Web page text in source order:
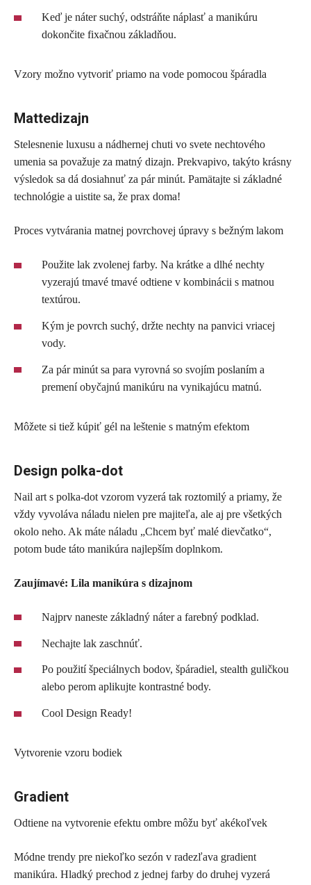
Keď je náter suchý, odstráňte náplasť a manikúru
dokončite fixačnou základňou.
Vzory možno vytvoriť priamo na vode pomocou špáradla
Mattedizajn
Stelesnenie luxusu a nádhernej chuti vo svete nechtového
umenia sa považuje za matný dizajn. Prekvapivo, takýto krásny
výsledok sa dá dosiahnuť za pár minút. Pamätajte si základné
technológie a uistite sa, že prax doma!
Proces vytvárania matnej povrchovej úpravy s bežným lakom
Použite lak zvolenej farby. Na krátke a dlhé nechty
vyzerajú tmavé tmavé odtiene v kombinácii s matnou
textúrou.
Kým je povrch suchý, držte nechty na panvici vriacej
vody.
Za pár minút sa para vyrovná so svojím poslaním a
premení obyčajnú manikúru na vynikajúcu matnú.
Môžete si tiež kúpiť gél na leštenie s matným efektom
Design polka-dot
Nail art s polka-dot vzorom vyzerá tak roztomilý a priamy, že
vždy vyvoláva náladu nielen pre majiteľa, ale aj pre všetkých
okolo neho. Ak máte náladu „Chcem byť malé dievčatko“,
potom bude táto manikúra najlepším doplnkom.
Zaujímavé: Lila manikúra s dizajnom
Najprv naneste základný náter a farebný podklad.
Nechajte lak zaschnúť.
Po použití špeciálnych bodov, špáradiel, stealth guličkou
alebo perom aplikujte kontrastné body.
Cool Design Ready!
Vytvorenie vzoru bodiek
Gradient
Odtiene na vytvorenie efektu ombre môžu byť akékoľvek
Módne trendy pre niekoľko sezón v radezľava gradient
manikúra. Hladký prechod z jednej farby do druhej vyzerá